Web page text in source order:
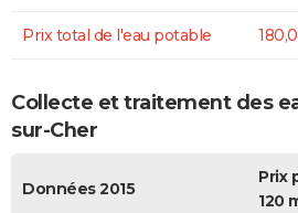
Prix total de l'eau potable
Collecte et traitement des
sur-Cher
Données 2015
Prix
120